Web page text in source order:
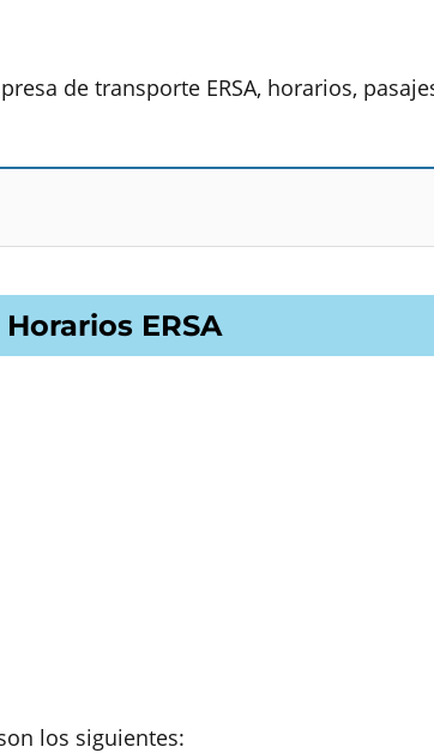
de transporte ERSA, horarios,
Horarios ERSA
los siguientes: